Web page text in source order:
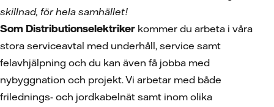
skillnad, för hela samhället!
Som Distributionselektriker kommer du arbeta i våra
stora serviceavtal med underhåll, service samt
felavhjälpning och du kan även få jobba med
nybyggnation och projekt. Vi arbetar med både
frilednings- och jordkabelnät samt inom olika